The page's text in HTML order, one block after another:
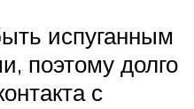
испуганным
поэтому долго
с